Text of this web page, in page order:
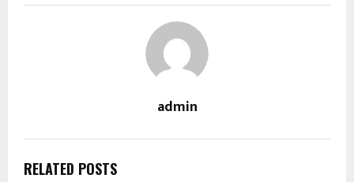
admin
RELATED POSTS